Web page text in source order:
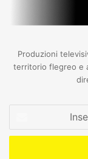
Produzioni
territorio flegreo e
tuo